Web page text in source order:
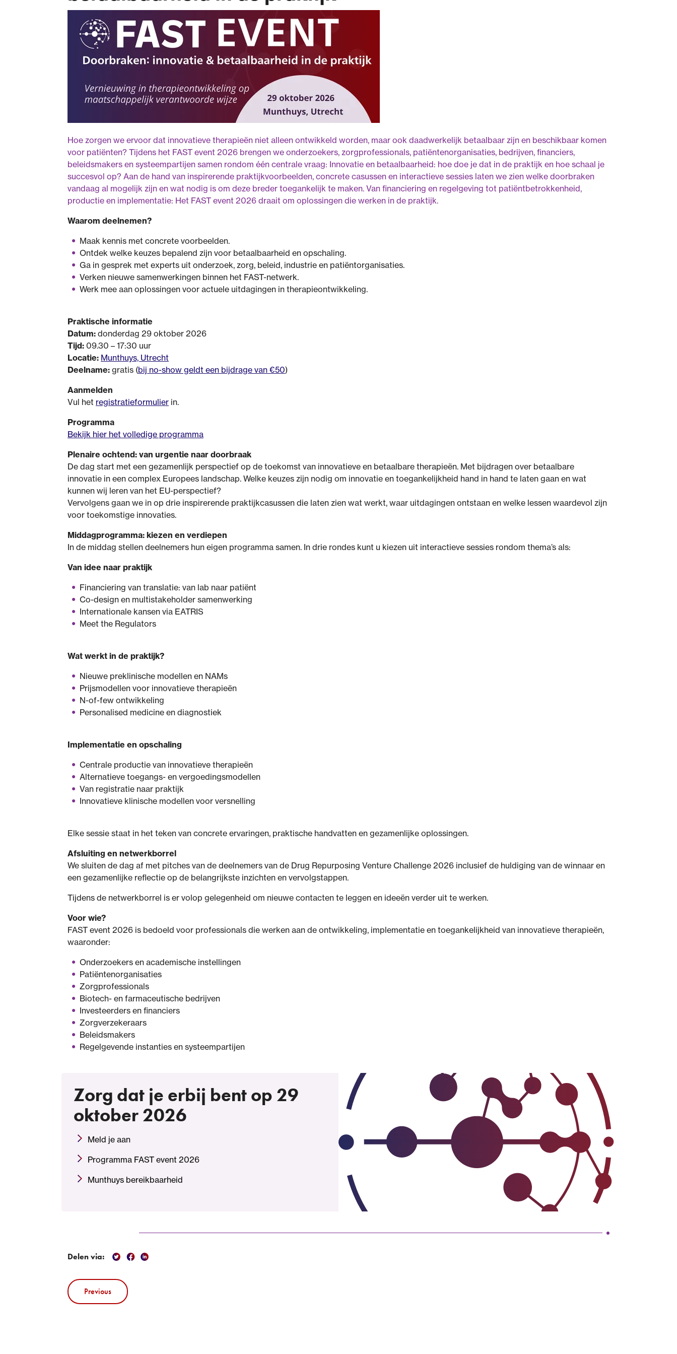
Hoe zorgen we ervoor dat innovatieve therapieën niet alleen ontwikkeld worden, maar ook daadwerkelijk betaalbaar zijn en beschikbaar komen
voor patiënten? Tijdens het FAST event 2026 brengen we onderzoekers, zorgprofessionals, patiëntenorganisaties, bedrijven, financiers,
beleidsmakers en systeempartijen samen rondom één centrale vraag: Innovatie en betaalbaarheid: hoe doe je dat in de praktijk en hoe schaal je
succesvol op? Aan de hand van inspirerende praktijkvoorbeelden, concrete casussen en interactieve sessies laten we zien welke doorbraken
vandaag al mogelijk zijn en wat nodig is om deze breder toegankelijk te maken. Van financiering en regelgeving tot patiëntbetrokkenheid,
productie en implementatie: Het FAST event 2026 draait om oplossingen die werken in de praktijk.
Waarom deelnemen?
Maak kennis met concrete voorbeelden.
Ontdek welke keuzes bepalend zijn voor betaalbaarheid en opschaling.
Ga in gesprek met experts uit onderzoek, zorg, beleid, industrie en patiëntorganisaties.
Verken nieuwe samenwerkingen binnen het FAST-netwerk.
Werk mee aan oplossingen voor actuele uitdagingen in therapieontwikkeling.
Praktische informatie
Datum: donderdag 29 oktober 2026
Tijd: 09.30 – 17:30 uur
Locatie: Munthuys, Utrecht
Deelname: gratis (bij no-show geldt een bijdrage van €50)
Aanmelden
Vul het registratieformulier in.
Programma
Bekijk hier het volledige programma
Plenaire ochtend: van urgentie naar doorbraak
De dag start met een gezamenlijk perspectief op de toekomst van innovatieve en betaalbare therapieën. Met bijdragen over betaalbare
innovatie in een complex Europees landschap. Welke keuzes zijn nodig om innovatie en toegankelijkheid hand in hand te laten gaan en wat
kunnen wij leren van het EU-perspectief?
Vervolgens gaan we in op drie inspirerende praktijkcasussen die laten zien wat werkt, waar uitdagingen ontstaan en welke lessen waardevol zijn
voor toekomstige innovaties.
Middagprogramma: kiezen en verdiepen
In de middag stellen deelnemers hun eigen programma samen. In drie rondes kunt u kiezen uit interactieve sessies rondom thema’s als:
Van idee naar praktijk
Financiering van translatie: van lab naar patiënt
Co-design en multistakeholder samenwerking
Internationale kansen via EATRIS
Meet the Regulators
Wat werkt in de praktijk?
Nieuwe preklinische modellen en NAMs
Prijsmodellen voor innovatieve therapieën
N-of-few ontwikkeling
Personalised medicine en diagnostiek
Implementatie en opschaling
Centrale productie van innovatieve therapieën
Alternatieve toegangs- en vergoedingsmodellen
Van registratie naar praktijk
Innovatieve klinische modellen voor versnelling
Elke sessie staat in het teken van concrete ervaringen, praktische handvatten en gezamenlijke oplossingen.
Afsluiting en netwerkborrel
We sluiten de dag af met pitches van de deelnemers van de Drug Repurposing Venture Challenge 2026 inclusief de huldiging van de winnaar en
een gezamenlijke reflectie op de belangrijkste inzichten en vervolgstappen.
Tijdens de netwerkborrel is er volop gelegenheid om nieuwe contacten te leggen en ideeën verder uit te werken.
Voor wie?
FAST event 2026 is bedoeld voor professionals die werken aan de ontwikkeling, implementatie en toegankelijkheid van innovatieve therapieën,
waaronder:
Onderzoekers en academische instellingen
Patiëntenorganisaties
Zorgprofessionals
Biotech- en farmaceutische bedrijven
Investeerders en financiers
Zorgverzekeraars
Beleidsmakers
Regelgevende instanties en systeempartijen
Zorg dat je erbij bent op 29
oktober 2026
Meld je aan
Programma FAST event 2026
Munthuys bereikbaarheid
Delen via:
Previous